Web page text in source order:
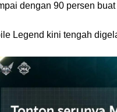
dengan 90 persen
Legend kini tengah